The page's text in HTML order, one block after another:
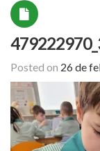
Posted on 26 de